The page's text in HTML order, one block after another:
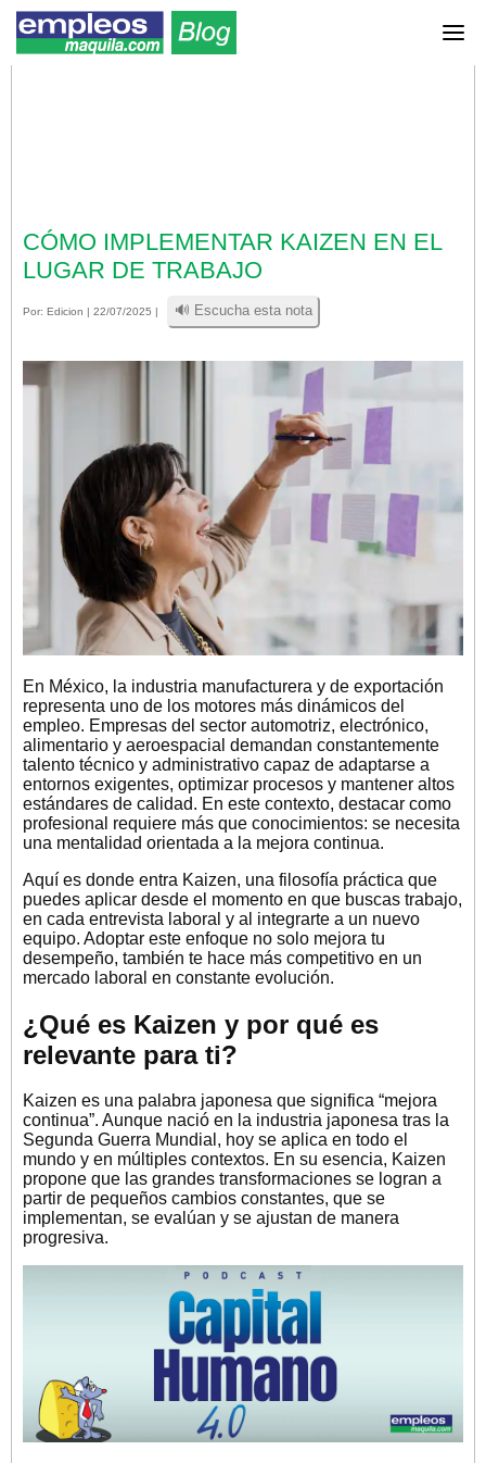
CÓMO IMPLEMENTAR KAIZEN EN EL
LUGAR DE TRABAJO
Por: Edicion | 22/07/2025 | 🔊 Escucha esta nota
En México, la industria manufacturera y de exportación
representa uno de los motores más dinámicos del
empleo. Empresas del sector automotriz, electrónico,
alimentario y aeroespacial demandan constantemente
talento técnico y administrativo capaz de adaptarse a
entornos exigentes, optimizar procesos y mantener altos
estándares de calidad. En este contexto, destacar como
profesional requiere más que conocimientos: se necesita
una mentalidad orientada a la mejora continua.
Aquí es donde entra Kaizen, una filosofía práctica que
puedes aplicar desde el momento en que buscas trabajo,
en cada entrevista laboral y al integrarte a un nuevo
equipo. Adoptar este enfoque no solo mejora tu
desempeño, también te hace más competitivo en un
mercado laboral en constante evolución.
¿Qué es Kaizen y por qué es
relevante para ti?
Kaizen es una palabra japonesa que significa “mejora
continua”. Aunque nació en la industria japonesa tras la
Segunda Guerra Mundial, hoy se aplica en todo el
mundo y en múltiples contextos. En su esencia, Kaizen
propone que las grandes transformaciones se logran a
partir de pequeños cambios constantes, que se
implementan, se evalúan y se ajustan de manera
progresiva.